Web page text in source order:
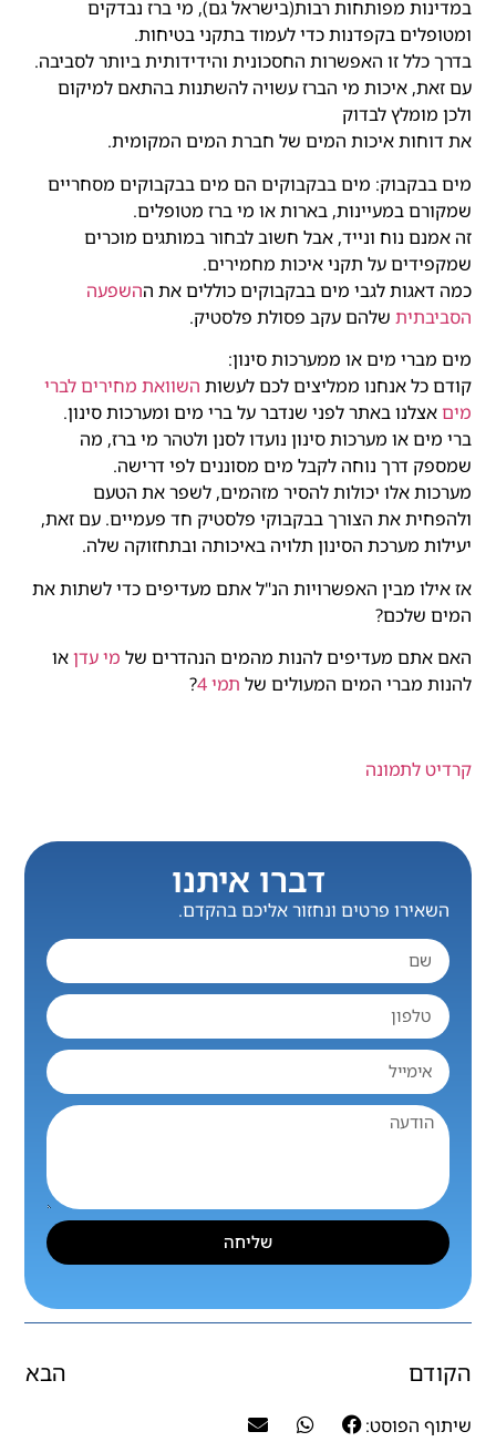
במדינות מפותחות רבות(בישראל גם), מי ברז נבדקים
ומטופלים בקפדנות כדי לעמוד בתקני בטיחות.
בדרך כלל זו האפשרות החסכונית והידידותית ביותר לסביבה.
עם זאת, איכות מי הברז עשויה להשתנות בהתאם למיקום
ולכן מומלץ לבדוק
את דוחות איכות המים של חברת המים המקומית.
מים בבקבוק: מים בבקבוקים הם מים בבקבוקים מסחריים
שמקורם במעיינות, בארות או מי ברז מטופלים.
זה אמנם נוח ונייד, אבל חשוב לבחור במותגים מוכרים
שמקפידים על תקני איכות מחמירים.
כמה דאגות לגבי מים בבקבוקים כוללים את ההשפעה
הסביבתית שלהם עקב פסולת פלסטיק.
מים מברי מים או ממערכות סינון:
קודם כל אנחנו ממליצים לכם לעשות השוואת מחירים לברי
מיםאצלנו באתר לפני שנדבר על ברי מים ומערכות סינון.
ברי מים או מערכות סינון נועדו לסנן ולטהר מי ברז, מה
שמספק דרך נוחה לקבל מים מסוננים לפי דרישה.
מערכות אלו יכולות להסיר מזהמים, לשפר את הטעם
ולהפחית את הצורך בבקבוקי פלסטיק חד פעמיים. עם זאת,
יעילות מערכת הסינון תלויה באיכותה ובתחזוקה שלה.
אז אילו מבין האפשרויות הנ"ל אתם מעדיפים כדי לשתות את
המים שלכם?
האם אתם מעדיפים להנות מהמים הנהדרים של מי עדןאו
להנות מברי המים המעולים של תמי 4 ?
קרדיט לתמונה
דברו איתנו
השאירו פרטים ונחזור אליכם בהקדם.
שליחה
הקודם הבא
שיתוף הפוסט: